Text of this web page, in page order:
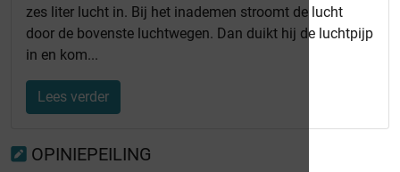
zes liter lucht in. Bij het inademen stroomt de lucht
door de bovenste luchtwegen. Dan duikt hij de luchtpijp
in en kom...
Lees verder
OPINIEPEILING